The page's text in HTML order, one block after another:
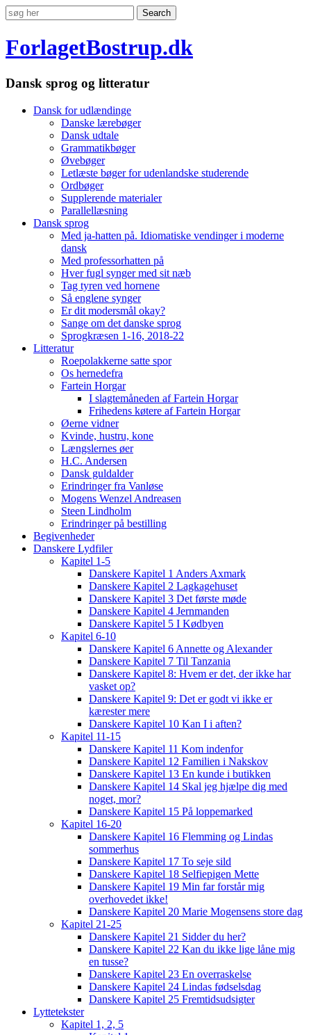
ForlagetBostrup.dk
Dansk sprog og litteratur
Dansk for udlændinge
Danske lærebøger
Dansk udtale
Grammatikbøger
Øvebøger
Letlæste bøger for udenlandske studerende
Ordbøger
Supplerende materialer
Parallellæsning
Dansk sprog
Med ja-hatten på. Idiomatiske vendinger i moderne
dansk
Med professorhatten på
Hver fugl synger med sit næb
Tag tyren ved hornene
Så englene synger
Er dit modersmål okay?
Sange om det danske sprog
Sprogkræsen 1-16, 2018-22
Litteratur
Roepolakkerne satte spor
Os hernedefra
Fartein Horgar
I slagtemåneden af Fartein Horgar
Frihedens køtere af Fartein Horgar
Øerne vidner
Kvinde, hustru, kone
Længslernes øer
H.C. Andersen
Dansk guldalder
Erindringer fra Vanløse
Mogens Wenzel Andreasen
Steen Lindholm
Erindringer på bestilling
Begivenheder
Danskere Lydfiler
Kapitel 1-5
Danskere Kapitel 1 Anders Axmark
Danskere Kapitel 2 Lagkagehuset
Danskere Kapitel 3 Det første møde
Danskere Kapitel 4 Jernmanden
Danskere Kapitel 5 I Kødbyen
Kapitel 6-10
Danskere Kapitel 6 Annette og Alexander
Danskere Kapitel 7 Til Tanzania
Danskere Kapitel 8: Hvem er det, der ikke har
vasket op?
Danskere Kapitel 9: Det er godt vi ikke er
kærester mere
Danskere Kapitel 10 Kan I i aften?
Kapitel 11-15
Danskere Kapitel 11 Kom indenfor
Danskere Kapitel 12 Familien i Nakskov
Danskere Kapitel 13 En kunde i butikken
Danskere Kapitel 14 Skal jeg hjælpe dig med
noget, mor?
Danskere Kapitel 15 På loppemarked
Kapitel 16-20
Danskere Kapitel 16 Flemming og Lindas
sommerhus
Danskere Kapitel 17 To seje sild
Danskere Kapitel 18 Selfiepigen Mette
Danskere Kapitel 19 Min far forstår mig
overhovedet ikke!
Danskere Kapitel 20 Marie Mogensens store dag
Kapitel 21-25
Danskere Kapitel 21 Sidder du her?
Danskere Kapitel 22 Kan du ikke lige låne mig
en tusse?
Danskere Kapitel 23 En overraskelse
Danskere Kapitel 24 Lindas fødselsdag
Danskere Kapitel 25 Fremtidsudsigter
Lyttetekster
Kapitel 1, 2, 5